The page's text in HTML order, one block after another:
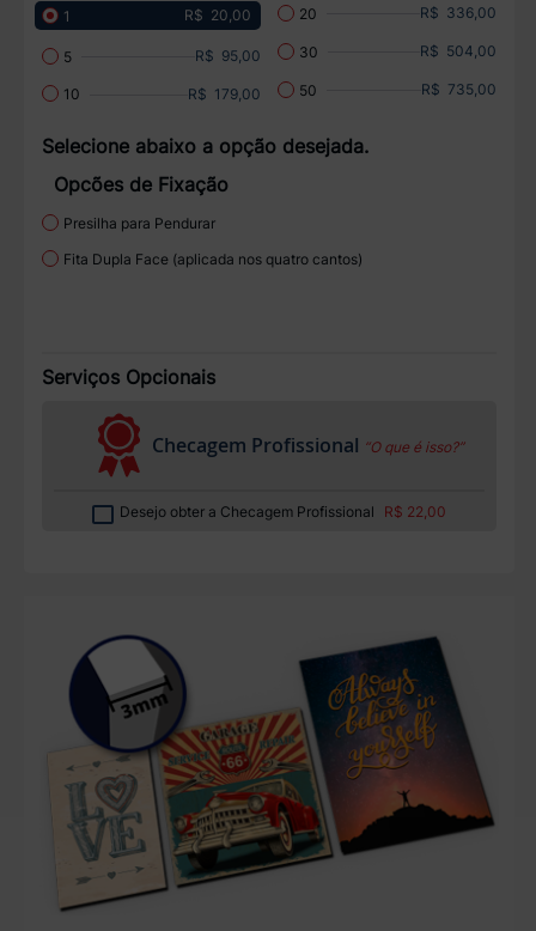
1 R$ 20,00
5 R$ 95,00
10 R$ 179,00
20 R$ 336,00
30 R$ 504,00
50 R$ 735,00
Selecione abaixo a opção desejada.
Opcões de Fixação
Presilha para Pendurar
Fita Dupla Face (aplicada nos quatro cantos)
Serviços Opcionais
Checagem Profissional “O que é isso?”
Desejo obter a Checagem Profissional R$ 22,00